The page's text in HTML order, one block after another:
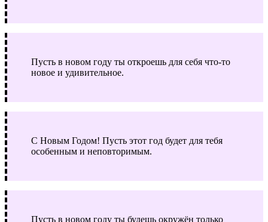
Пусть в новом году ты откроешь для себя что-то
новое и удивительное.
С Новым Годом! Пусть этот год будет для тебя
особенным и неповторимым.
Пусть в новом году ты будешь окружён только